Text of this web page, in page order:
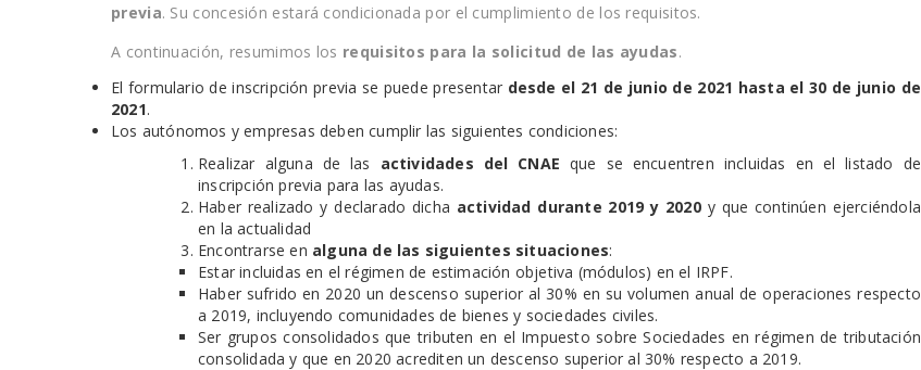
previa. Su concesión estará condicionada por el cumplimiento de los requisitos.
A continuación, resumimos los requisitos para la solicitud de las ayudas.
El formulario de inscripción previa se puede presentar desde el 21 de junio de 2021 hasta el 30 de junio de
2021.
Los autónomos y empresas deben cumplir las siguientes condiciones:
Realizar alguna de las actividades del CNAE que se encuentren incluidas en el listado de
inscripción previa para las ayudas.
Haber realizado y declarado dicha actividad durante 2019 y 2020y que continúen ejerciéndola
en la actualidad
Encontrarse en alguna de las siguientes situaciones:
Estar incluidas en el régimen de estimación objetiva (módulos) en el IRPF.
Haber sufrido en 2020 un descenso superior al 30% en su volumen anual de operaciones respecto
a 2019, incluyendo comunidades de bienes y sociedades civiles.
Ser grupos consolidados que tributen en el Impuesto sobre Sociedades en régimen de tributación
consolidada y que en 2020 acrediten un descenso superior al 30% respecto a 2019.